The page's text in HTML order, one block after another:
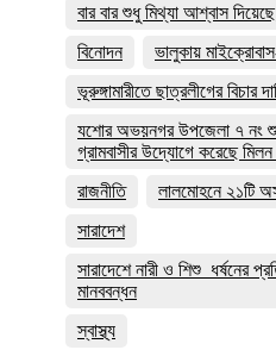
বার বার শুধু মিথ্যা আশ্বাস
বিনোদন
ভালুকায়
ভূরুঙ্গামারীতে ছাত্রলীগের বিচার
যশোর অভয়নগর উপজেলা ৭ নং
গ্রামবাসীর উদ্যোগে করেছে
রাজনীতি
লালমোহনে ২১টি
সারাদেশ
সারাদেশে নারী ও শিশু ধর্ষনের
মানববন্ধন
স্বাস্থ্য